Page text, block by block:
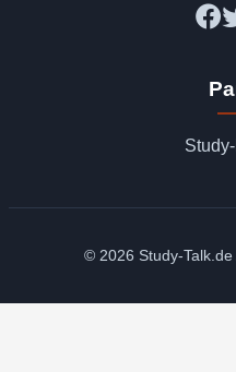
© 2026 Study-